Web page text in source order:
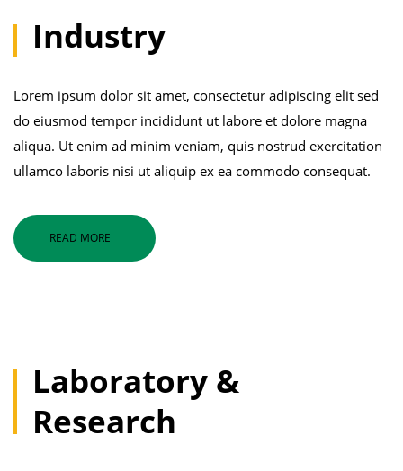
Industry
Lorem ipsum dolor sit amet, consectetur adipiscing elit sed
do eiusmod tempor incididunt ut labore et dolore magna
aliqua. Ut enim ad minim veniam, quis nostrud exercitation
ullamco laboris nisi ut aliquip ex ea commodo consequat.
READ MORE
Laboratory &
Research